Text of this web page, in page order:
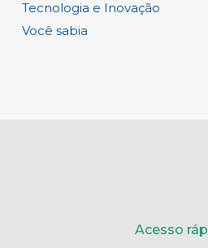
Tecnologia e Inovação
Você sabia
Acesso